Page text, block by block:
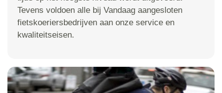
Tevens voldoen alle bij Vandaag aangesloten
fietskoeriersbedrijven aan onze service en
kwaliteitseisen.